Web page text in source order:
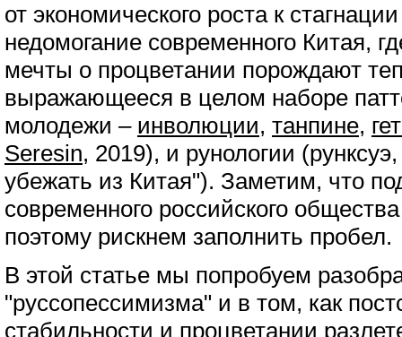
от экономического роста к
недомогание современного Китая,
мечты о процветании порождают
выражающееся в целом наборе
молодежи – инволюции, танпине,
Seresin, 2019), и рунологии
убежать из Китая"). Заметим, что
современного российского
поэтому рискнем заполнить пробел.
В этой статье мы попробуем
"руссопессимизма" и в том, как
стабильности и процветании